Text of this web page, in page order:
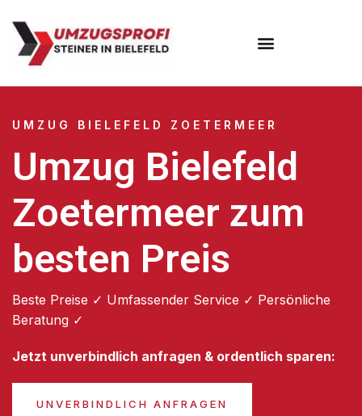
UMZUG BIELEFELD ZOETERMEER
Umzug Bielefeld
Zoetermeer zum
besten Preis
Beste Preise ✓ Umfassender Service ✓ Persönliche
Beratung ✓
Jetzt unverbindlich anfragen & ordentlich sparen:
UNVERBINDLICH ANFRAGEN